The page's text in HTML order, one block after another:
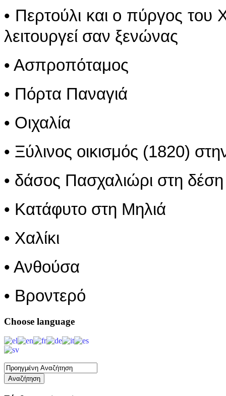
• Περτούλι και ο πύργος
λειτουργεί σαν ξενώνας
• Ασπροπόταμος
• Πόρτα Παναγιά
• Οιχαλία
• Ξύλινος οικισμός (1820)
• δάσος Πασχαλιώρι στη δέση
• Κατάφυτο στη Μηλιά
• Χαλίκι
• Ανθούσα
• Βροντερό
Choose language